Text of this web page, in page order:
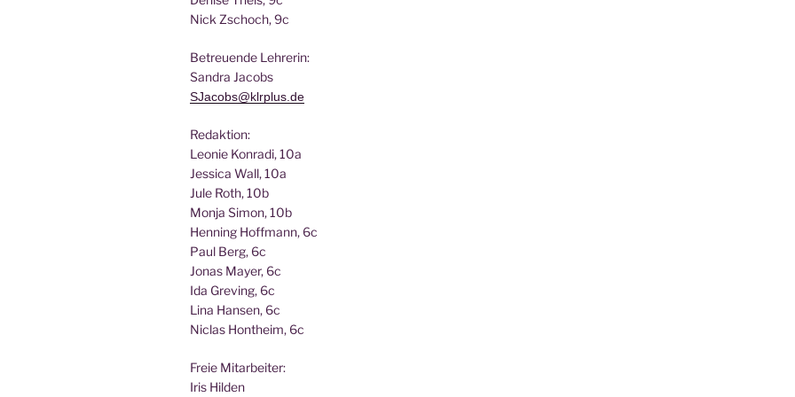
Nick Zscho­ch, 9c
Betreu­en­de Lehrerin:
San­dra Jacobs
SJacobs@klrplus.de
Redak­ti­on:
Leo­nie Kon­ra­di, 10a
Jes­si­ca Wall, 10a
Jule Roth, 10b
Mon­ja Simon, 10b
Hen­ning Hoff­mann, 6c
Paul Berg, 6c
Jonas May­er, 6c
Ida Gre­ving, 6c
Lina Han­sen, 6c
Nic­las Hont­heim, 6c
Freie Mit­ar­bei­ter:
Iris Hilden